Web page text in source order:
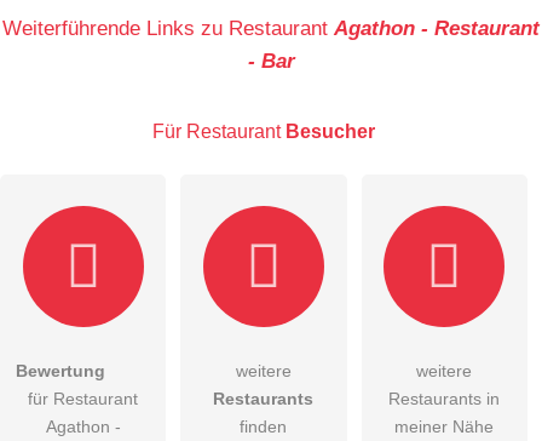
Die Datenschutzerklärunghabe ich zur Kenntnis genommen.
Weiterführende Links zu Restaurant Agathon - Restaurant
- Bar
Für Restaurant Besucher
Bewertung
für Restaurant
Agathon -
weitere
Restaurants
finden
weitere
Restaurants in
meiner Nähe